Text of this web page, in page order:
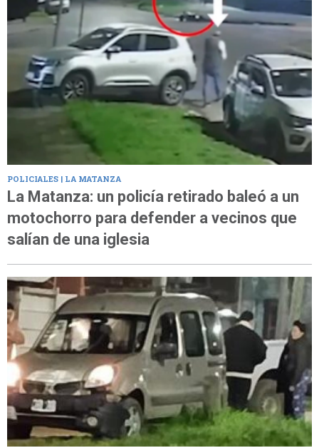
POLICIALES | LA MATANZA
La Matanza: un policía retirado baleó a un
motochorro para defender a vecinos que
salían de una iglesia